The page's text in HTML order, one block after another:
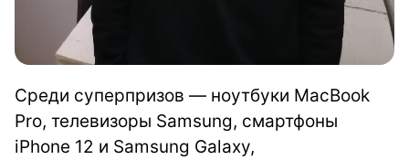
Среди суперпризов — ноутбуки MacBook
Pro, телевизоры Samsung, смартфоны
iPhone 12 и Samsung Galaxy,